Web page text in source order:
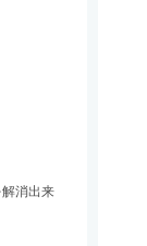
消出来